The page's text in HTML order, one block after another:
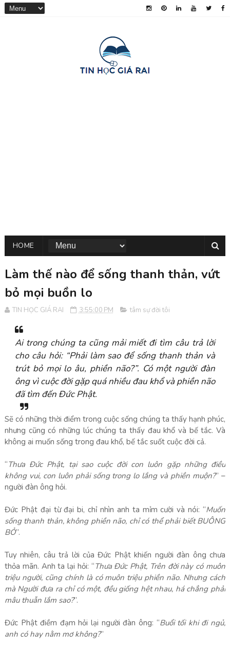
HOME
Làm thế nào để sống thanh thản, vứt
bỏ mọi buồn lo
TIN HỌC GIÁ RAI 3:55:00 PM tâm sự đời tôi
Ai trong chúng ta cũng mải miết đi tìm câu trả lời
cho câu hỏi: “Phải làm sao để sống thanh thản và
trút bỏ mọi lo âu, phiền não?”. Có một người đàn
ông vì cuộc đời gặp quá nhiều đau khổ và phiền não
đã tìm đến Đức Phật.
Sẽ có những thời điểm trong cuộc sống chúng ta thấy hạnh phúc,
nhưng cũng có những lúc chúng ta thấy đau khổ và bế tắc. Và
không ai muốn sống trong đau khổ, bế tắc suốt cuộc đời cả.
“Thưa Đức Phật, tại sao cuộc đời con luôn gặp những điều
không vui, con luôn phải sống trong lo lắng và phiền muộn?” –
người đàn ông hỏi.
Đức Phật đại từ đại bi, chỉ nhìn anh ta mỉm cười và nói: “Muốn
sống thanh thản, không phiền não, chỉ có thể phải biết BUÔNG
BỎ”.
Tuy nhiên, câu trả lời của Đức Phật khiến người đàn ông chưa
thỏa mãn. Anh ta lại hỏi: “Thưa Đức Phật, Trên đời này có muôn
triệu người, cũng chính là có muôn triệu phiền não. Nhưng cách
mà Người đưa ra chỉ có một, đều giống hệt nhau, há chẳng phải
mâu thuẫn lắm sao?”.
Đức Phật điềm đạm hỏi lại người đàn ông: “Buổi tối khi đi ngủ,
anh có hay nằm mơ không?”